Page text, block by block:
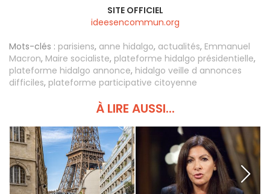
SITE OFFICIEL
ideesencommun.org
Mots-clés : parisiens, anne hidalgo, actualités, Emmanuel
Macron, Maire socialiste, plateforme hidalgo présidentielle,
plateforme hidalgo annonce, hidalgo veille d annonces
difficiles, plateforme participative citoyenne
À LIRE AUSSI...